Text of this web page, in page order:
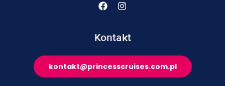
Kontakt
kontakt@princesscruises.com.pl